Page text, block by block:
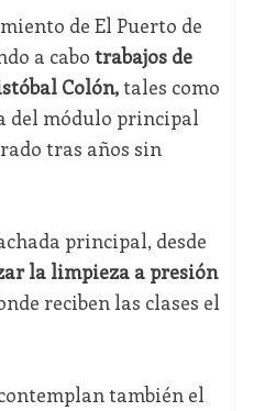
de El Puerto de
a cabo trabajos de
Colón,tales como
del módulo principal
tras años sin
principal, desde
la limpieza a presión
reciben las clases el
también el